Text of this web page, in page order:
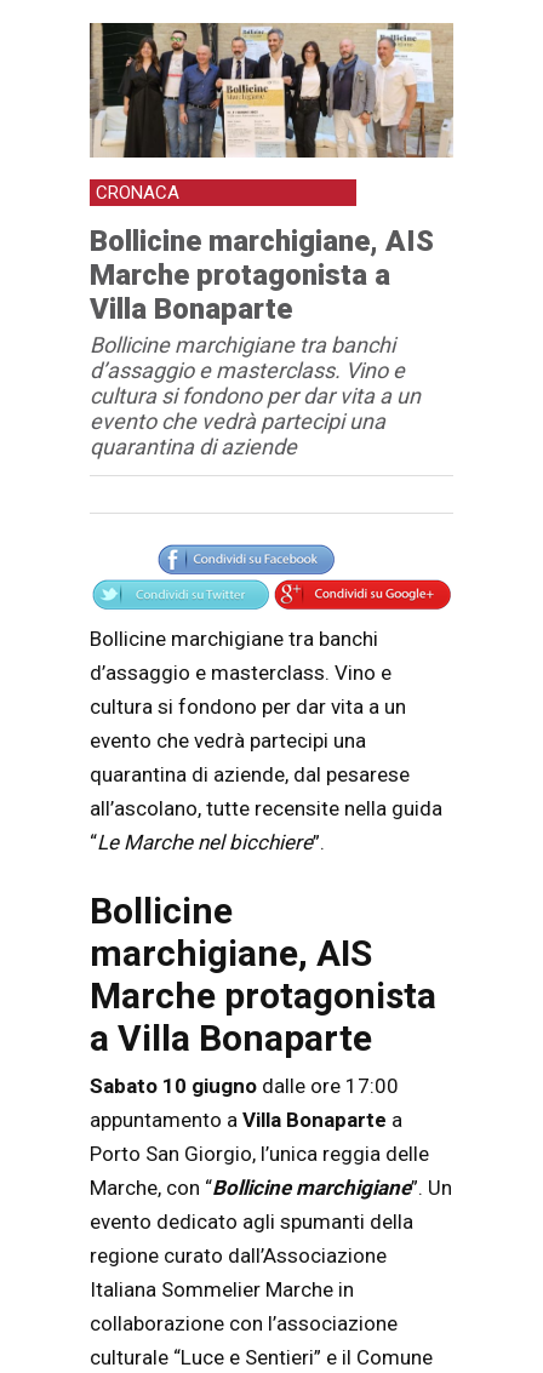
CRONACA
Bollicine marchigiane, AIS
Marche protagonista a
Villa Bonaparte
Bollicine marchigiane tra banchi
d’assaggio e masterclass. Vino e
cultura si fondono per dar vita a un
evento che vedrà partecipi una
quarantina di aziende
Articolo
Testo articolo principale
Bollicine marchigiane tra banchi
d’assaggio e masterclass. Vino e
cultura si fondono per dar vita a un
evento che vedrà partecipi una
quarantina di aziende, dal pesarese
all’ascolano, tutte recensite nella guida
“Le Marche nel bicchiere”.
Bollicine
marchigiane, AIS
Marche protagonista
a Villa Bonaparte
Sabato 10 giugno dalle ore 17:00
appuntamento a Villa Bonaparte a
Porto San Giorgio, l’unica reggia delle
Marche, con “Bollicine marchigiane”. Un
evento dedicato agli spumanti della
regione curato dall’Associazione
Italiana Sommelier Marche in
collaborazione con l’associazione
culturale “Luce e Sentieri” e il Comune